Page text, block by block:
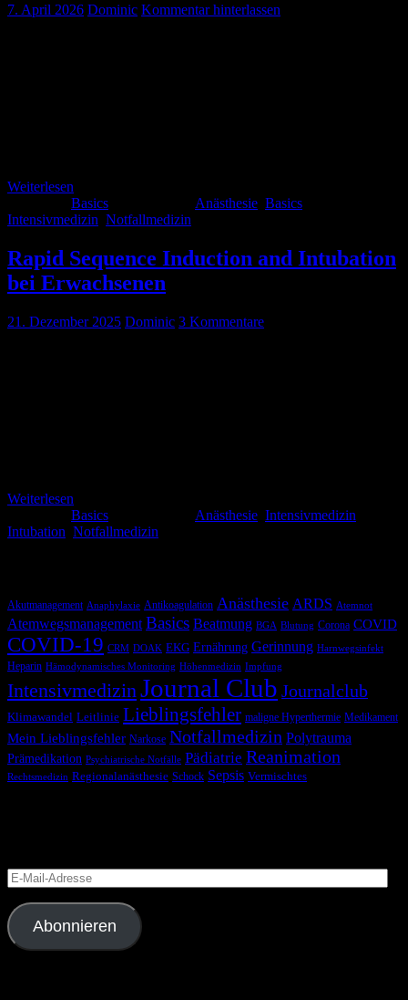
7. April 2026 Dominic Kommentar hinterlassen
Weiterlesen
Basics Anästhesie Basics
Intensivmedizin Notfallmedizin
Rapid Sequence Induction and Intubation
bei Erwachsenen
21. Dezember 2025 Dominic 3 Kommentare
Weiterlesen
Basics Anästhesie Intensivmedizin
Intubation Notfallmedizin
Akutmanagement Anaphylaxie Antikoagulation Anästhesie ARDS Atemnot
Atemwegsmanagement Basics Beatmung BGA Blutung Corona COVID
COVID-19 CRM DOAK EKG Ernährung Gerinnung Harnwegsinfekt
Heparin Hämodynamisches Monitoring Höhenmedizin Impfung
Intensivmedizin Journal Club Journalclub
Klimawandel Leitlinie Lieblingsfehler maligne Hyperthermie Medikament
Mein Lieblingsfehler Narkose Notfallmedizin Polytrauma
Prämedikation Psychiatrische Notfälle Pädiatrie Reanimation
Rechtsmedizin Regionalanästhesie Schock Sepsis Vermischtes
E-
Mail-
Adresse
Abonnieren